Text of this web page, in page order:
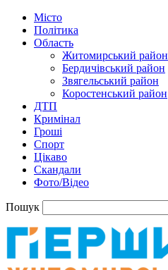
Місто
Політика
Область
Житомирський район
Бердичівський район
Звягельський район
Коростенський район
ДТП
Кримінал
Гроші
Спорт
Цікаво
Скандали
Фото/Відео
Пошук